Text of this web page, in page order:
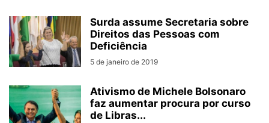
Surda assume Secretaria sobre
Direitos das Pessoas com
Deficiência
5 de janeiro de 2019
Ativismo de Michele Bolsonaro
faz aumentar procura por curso
de Libras...